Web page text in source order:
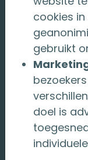
04 juni 2026
integraal
wordt
Na zijn
cookies
gebruikt
doel is